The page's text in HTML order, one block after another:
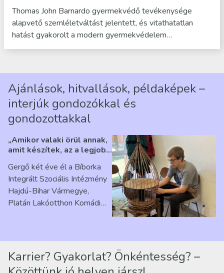
Thomas John Barnardo gyermekvédő tevékenysége
alapvető szemléletváltást jelentett, és vitathatatlan
hatást gyakorolt a modern gyermekvédelem…
Ajánlások, hitvallások, példaképek –
interjúk gondozókkal és
gondozottakkal
„Amikor valaki örül annak,
amit készítek, az a legjobb
Ribárszky Gergő ellátottal
Gergő két éve él a Bíborka
Integrált Szociális Intézmény
Hajdú-Bihar Vármegye,
Platán Lakóotthon Komádi
Karrier? Gyakorlat? Önkéntesség? –